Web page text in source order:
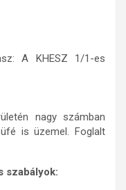
A KHESZ 1/1-es
nagy számban
is üzemel. Foglalt
szabályok: